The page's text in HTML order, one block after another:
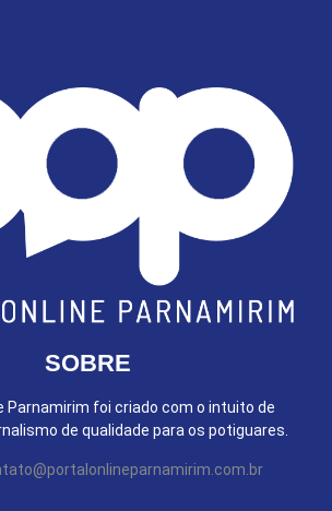
SOBRE
Parnamirim foi criado com o intuito de
de qualidade para os potiguares.